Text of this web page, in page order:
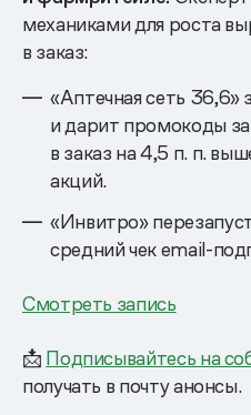
механиками для роста
в заказ:
«Аптечная сеть 36,6»
и дарит промокоды за
в заказ на 4,5 п. п.
акций.
«Инвитро»
средний чек email-
Смотреть запись
📩 Подписывайтесь на
получать в почту анонсы.